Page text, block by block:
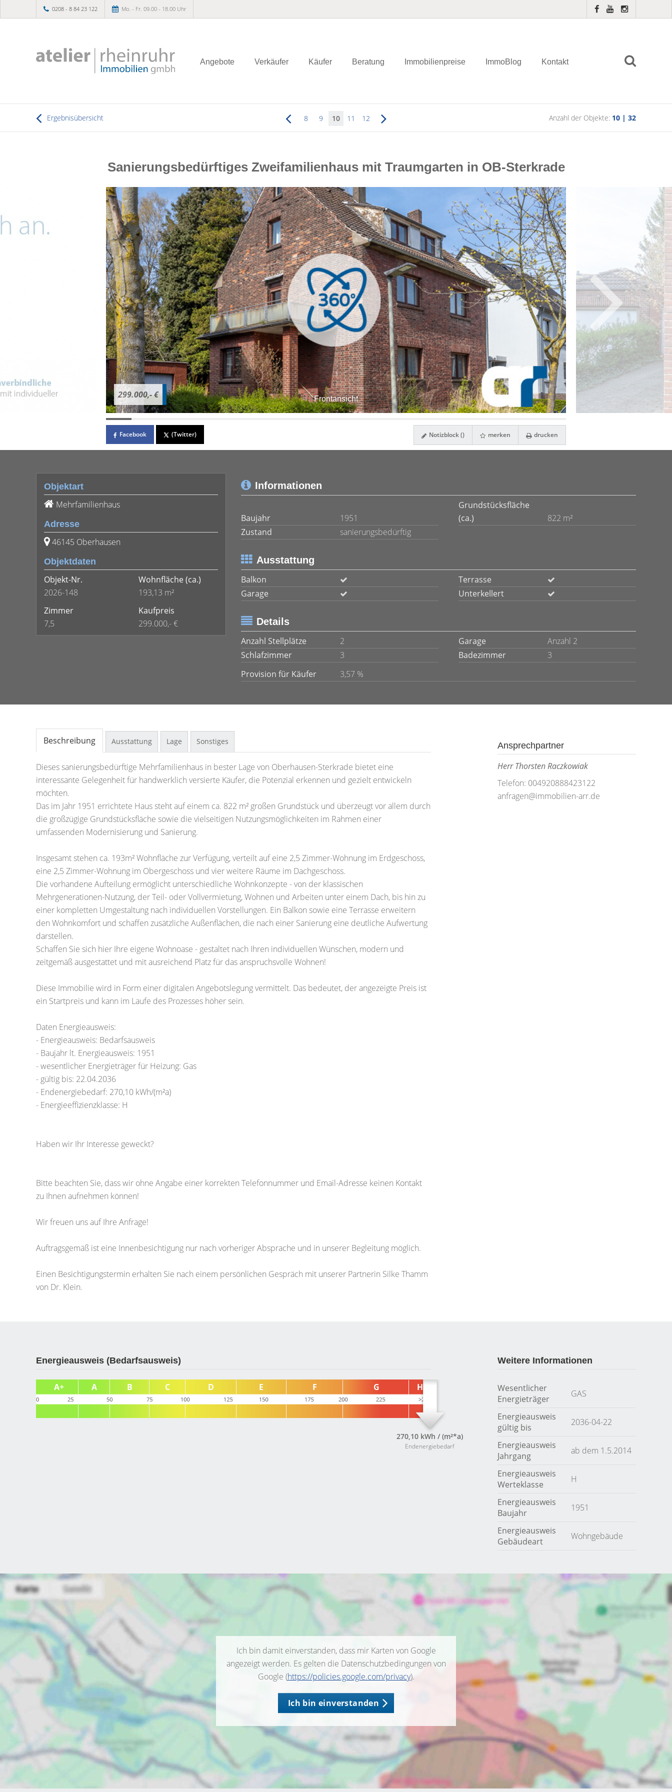
0208 - 8 84 23 122 Mo. - Fr. 09.00 - 18.00 Uhr
Angebote Verkäufer Käufer Beratung Immobilienpreise ImmoBlog Kontakt
Ergebnisübersicht 8 9 10 11 12 Anzahl der Objekte: 10 | 32
Sanierungsbedürftiges Zweifamilienhaus mit Traumgarten in OB-Sterkrade
Frontansicht
299.000,- €
Facebook (Twitter) Notizblock () merken drucken
Objektart
Mehrfamilienhaus
Adresse
46145 Oberhausen
Objektdaten
Objekt-Nr.
2026-148
Wohnfläche (ca.)
193,13 m²
Zimmer
7,5
Kaufpreis
299.000,- €
Informationen
Baujahr 1951
Grundstücksfläche
(ca.)
822 m²
Zustand
sanierungsbedürftig
Ausstattung
Balkon
Terrasse
Garage
Unterkellert
Details
Anzahl Stellplätze
2 Garage
Anzahl 2
Schlafzimmer
3 Badezimmer
3
Provision für Käufer
3,57 %
Beschreibung Ausstattung Lage Sonstiges
Dieses sanierungsbedürftige Mehrfamilienhaus in bester Lage von Oberhausen-Sterkrade bietet eine
interessante Gelegenheit für handwerklich versierte Käufer, die Potenzial erkennen und gezielt entwickeln
möchten.
Das im Jahr 1951 errichtete Haus steht auf einem ca. 822 m² großen Grundstück und überzeugt vor allem durch
die großzügige Grundstücksfläche sowie die vielseitigen Nutzungsmöglichkeiten im Rahmen einer
umfassenden Modernisierung und Sanierung.
Insgesamt stehen ca. 193m² Wohnfläche zur Verfügung, verteilt auf eine 2,5 Zimmer-Wohnung im Erdgeschoss,
eine 2,5 Zimmer-Wohnung im Obergeschoss und vier weitere Räume im Dachgeschoss.
Die vorhandene Aufteilung ermöglicht unterschiedliche Wohnkonzepte - von der klassischen
Mehrgenerationen-Nutzung, der Teil- oder Vollvermietung, Wohnen und Arbeiten unter einem Dach, bis hin zu
einer kompletten Umgestaltung nach individuellen Vorstellungen. Ein Balkon sowie eine Terrasse erweitern
den Wohnkomfort und schaffen zusätzliche Außenflächen, die nach einer Sanierung eine deutliche Aufwertung
darstellen.
Schaffen Sie sich hier Ihre eigene Wohnoase - gestaltet nach Ihren individuellen Wünschen, modern und
zeitgemäß ausgestattet und mit ausreichend Platz für das anspruchsvolle Wohnen!
Diese Immobilie wird in Form einer digitalen Angebotslegung vermittelt. Das bedeutet, der angezeigte Preis ist
ein Startpreis und kann im Laufe des Prozesses höher sein.
Daten Energieausweis:
- Energieausweis: Bedarfsausweis
- Baujahr lt. Energieausweis: 1951
- wesentlicher Energieträger für Heizung: Gas
- gültig bis: 22.04.2036
- Endenergiebedarf: 270,10 kWh/(m²a)
- Energieeffizienzklasse: H
Haben wir Ihr Interesse geweckt?
Bitte beachten Sie, dass wir ohne Angabe einer korrekten Telefonnummer und Email-Adresse keinen Kontakt
zu Ihnen aufnehmen können!
Wir freuen uns auf Ihre Anfrage!
Auftragsgemäß ist eine Innenbesichtigung nur nach vorheriger Absprache und in unserer Begleitung möglich.
Einen Besichtigungstermin erhalten Sie nach einem persönlichen Gespräch mit unserer Partnerin Silke Thamm
von Dr. Klein.
Ansprechpartner
Herr Thorsten Raczkowiak
Telefon: 004920888423122
anfragen@immobilien-arr.de
Energieausweis (Bedarfsausweis)
270,10 kWh / (m²*a)
Endenergiebedarf
Weitere Informationen
Wesentlicher
Energieträger
GAS
Energieausweis
gültig bis
2036-04-22
Energieausweis
Jahrgang
ab dem 1.5.2014
Energieausweis
Werteklasse
H
Energieausweis
Baujahr
1951
Energieausweis
Gebäudeart
Wohngebäude
Ich bin damit einverstanden, dass mir Karten von Google
angezeigt werden. Es gelten die Datenschutzbedingungen von
Google (https://policies.google.com/privacy).
Ich bin einverstanden